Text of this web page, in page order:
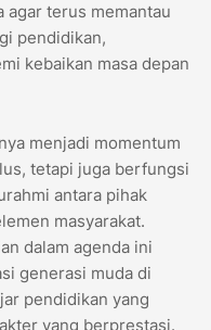
agar terus memantau
pendidikan,
kebaikan masa depan
menjadi momentum
tetapi juga berfungsi
antara pihak
masyarakat.
dalam agenda ini
generasi muda di
pendidikan yang
yang berprestasi.